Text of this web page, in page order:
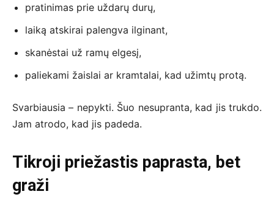
pratinimas prie uždarų durų,
laiką atskirai palengva ilginant,
skanėstai už ramų elgesį,
paliekami žaislai ar kramtalai, kad užimtų protą.
Svarbiausia – nepykti. Šuo nesupranta, kad jis trukdo.
Jam atrodo, kad jis padeda.
Tikroji priežastis paprasta, bet
graži